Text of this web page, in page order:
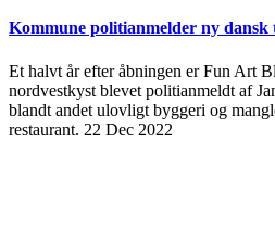
Kommune politianmelder ny
Et halvt år efter åbningen er Fun Art
nordvestkyst blevet politianmeldt af
blandt andet ulovligt byggeri og
restaurant. 22 Dec 2022